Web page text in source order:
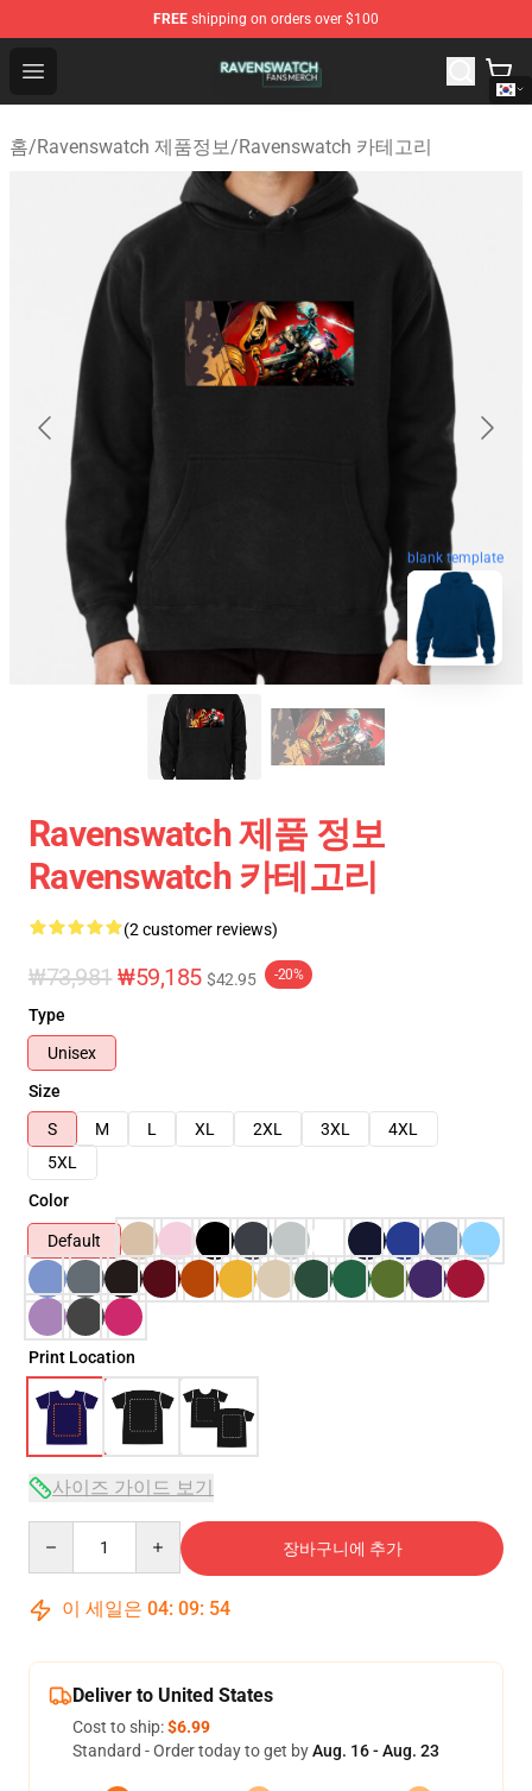
FREE shipping on orders over $100
Open menu
Ravenswatch Shop - Official Ravenswatch Merchandise
홈/Ravenswatch 제품정보/Ravenswatch 카테고리
blank template
Ravenswatch 제품 정보
Ravenswatch 카테고리
(2 customer reviews)
₩73,981 ₩59,185 $42.95 -20%
Type
Unisex
Size
S
M L XL 2XL 3XL
4XL
5XL
Color
Default
Print Location
사이즈 가이드 보기
장바구니에 추가
이 세일은 04: 09: 53
Deliver to United States
Cost to ship:$6.99
Standard - Order today to get byAug. 16 - Aug. 23